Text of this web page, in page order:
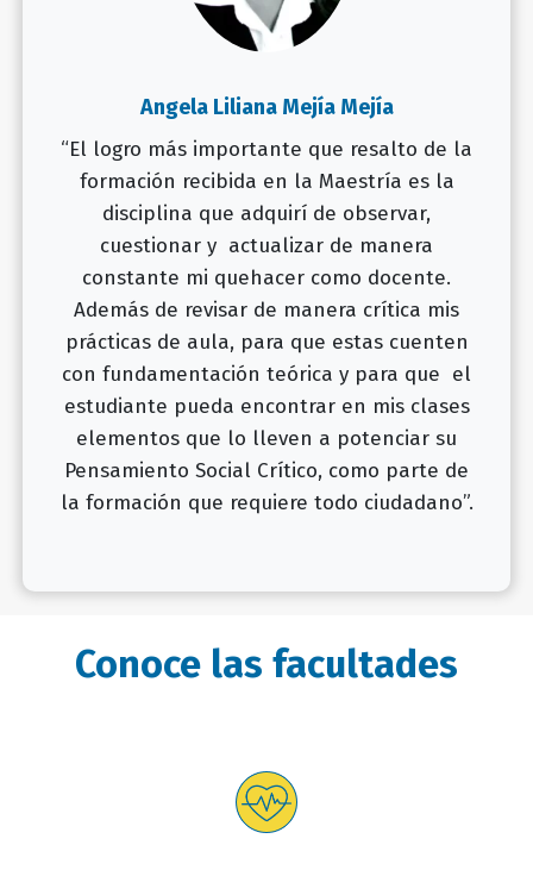
Angela Liliana Mejía Mejía
“El logro más importante que resalto de la
formación recibida en la Maestría es la
disciplina que adquirí de observar,
cuestionar y actualizar de manera
constante mi quehacer como docente.
Además de revisar de manera crítica mis
prácticas de aula, para que estas cuenten
con fundamentación teórica y para que el
estudiante pueda encontrar en mis clases
elementos que lo lleven a potenciar su
Pensamiento Social Crítico, como parte de
la formación que requiere todo ciudadano”.
Conoce las facultades